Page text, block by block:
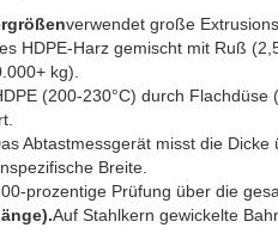
verwendet große
HDPE-Harz gemischt mit Ruß
kg).
(200-230°C) durch
Abtastmessgerät misst die
Breite.
prozentige Prüfung über die
Auf Stahlkern gewickelte